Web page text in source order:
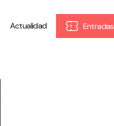
Actualidad Entradas